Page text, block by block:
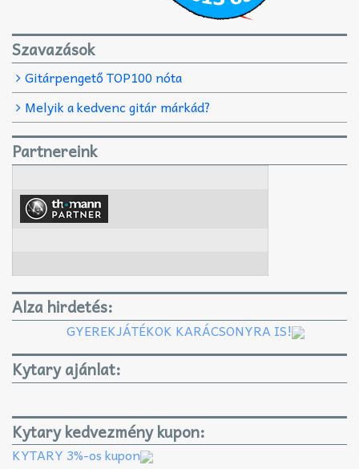
Szavazások
Gitárpengető TOP100 nóta
Melyik a kedvenc gitár márkád?
Partnereink
Alza hirdetés:
GYEREKJÁTÉKOK KARÁCSONYRA IS!
Kytary ajánlat:
Kytary kedvezmény kupon:
KYTARY 3%-os kupon